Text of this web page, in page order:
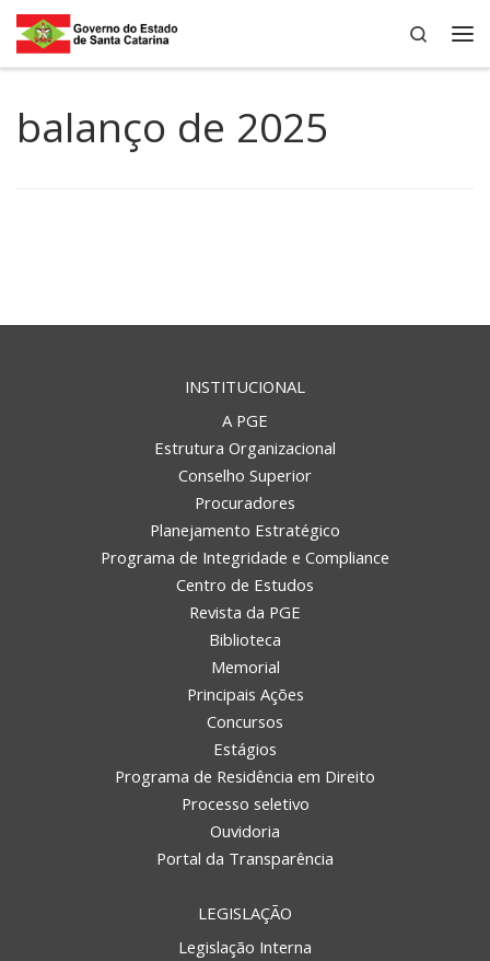
Skip to content
Search
balanço de 2025
INSTITUCIONAL
A PGE
Estrutura Organizacional
Conselho Superior
Procuradores
Planejamento Estratégico
Programa de Integridade e Compliance
Centro de Estudos
Revista da PGE
Biblioteca
Memorial
Principais Ações
Concursos
Estágios
Programa de Residência em Direito
Processo seletivo
Ouvidoria
Portal da Transparência
LEGISLAÇÃO
Legislação Interna